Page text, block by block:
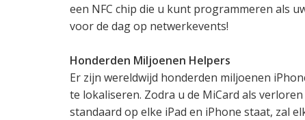
een NFC chip die u kunt programmeren als
voor de dag op netwerkevents!
Honderden Miljoenen Helpers
Er zijn wereldwijd honderden miljoenen
te lokaliseren. Zodra u de MiCard als
standaard op elke iPad en iPhone staat, zal